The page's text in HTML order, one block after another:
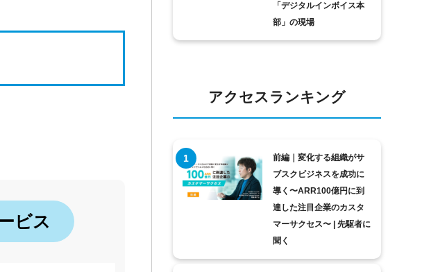
ビス
「デジタルインボイス本
部」の現場
アクセスランキング
前編｜変化する組織がサ
ブスクビジネスを成功に
導く〜ARR100億円に到
達した注目企業のカスタ
マーサクセス〜 | 先駆者に
聞く